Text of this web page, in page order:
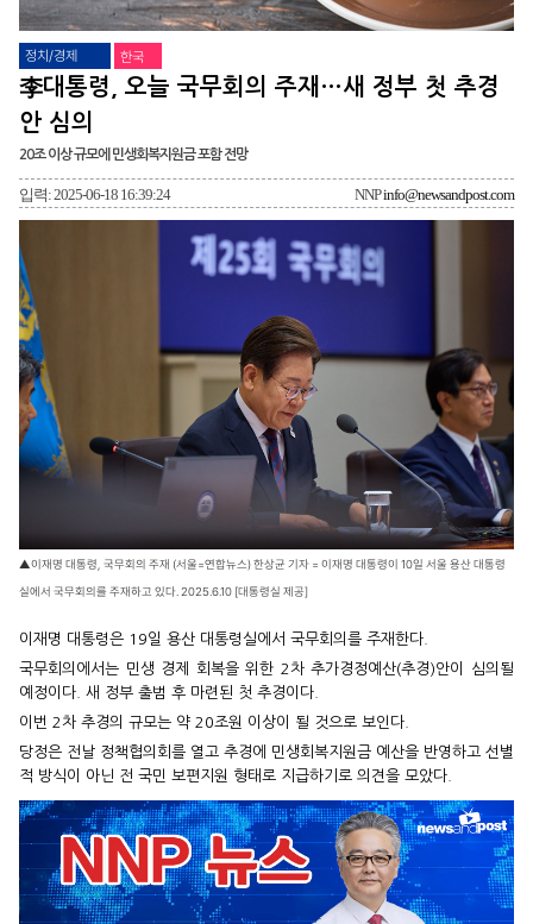
정치/경제 한국
李대통령, 오늘 국무회의 주재…새 정부 첫 추경
안 심의
20조 이상 규모에 민생회복지원금 포함 전망
입력: 2025-06-18 16:39:24 NNPinfo@newsandpost.com
▲이재명 대통령, 국무회의 주재 (서울=연합뉴스) 한상균 기자 = 이재명 대통령이 10일 서울 용산 대통령
실에서 국무회의를 주재하고 있다. 2025.6.10 [대통령실 제공]
이재명 대통령은 19일 용산 대통령실에서 국무회의를 주재한다.
국무회의에서는 민생 경제 회복을 위한 2차 추가경정예산(추경)안이 심의될
예정이다. 새 정부 출범 후 마련된 첫 추경이다.
이번 2차 추경의 규모는 약 20조원 이상이 될 것으로 보인다.
당정은 전날 정책협의회를 열고 추경에 민생회복지원금 예산을 반영하고 선별
적 방식이 아닌 전 국민 보편지원 형태로 지급하기로 의견을 모았다.